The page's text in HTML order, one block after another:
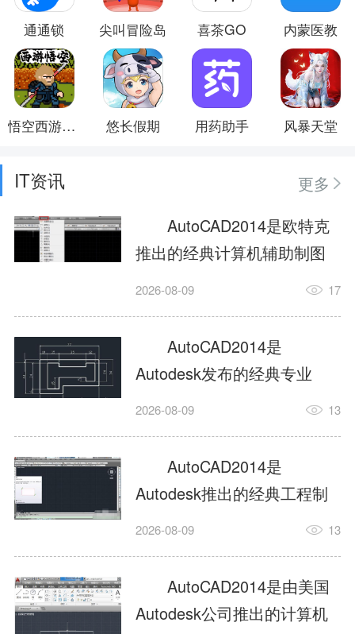
通通锁 尖叫冒险岛 喜茶GO 内蒙医教
悟空西游酷跑 悠长假期 用药助手 风暴天堂
IT资讯
更多
AutoCAD2014是欧特克
推出的经典计算机辅助制图
工具，主打稳定2D施工图绘
行业工程设计。版本新增图
纸标签页、实景地理地图、
协同设计交流模块，优化命
令行智能纠错与图层批量管
理，支持Win8触屏操作、点
云扫描数据导入，兼容各类
DWG图纸格式，文件互通...
2026-08-09 17
AutoCAD2014是
Autodesk发布的经典专业
CAD制图设计软件，是工程
绘图工具。软件专注精准二
维绘图、图纸编辑、参数化
设计及基础三维建模，广泛
应用于建筑设计、机械制
造、土木工程、室内设计等
多个行业。软件优化绘图流
畅度与文件兼容性，支持参
2026-08-09 13
AutoCAD2014是
Autodesk推出的经典工程制
图设计软件，主打高效精准
建模作业，适配建筑、机
械、市政、室内设计等多行
业场景。软件优化运行机制
2026-08-09 13
AutoCAD2014是由美国
Autodesk公司推出的计算机